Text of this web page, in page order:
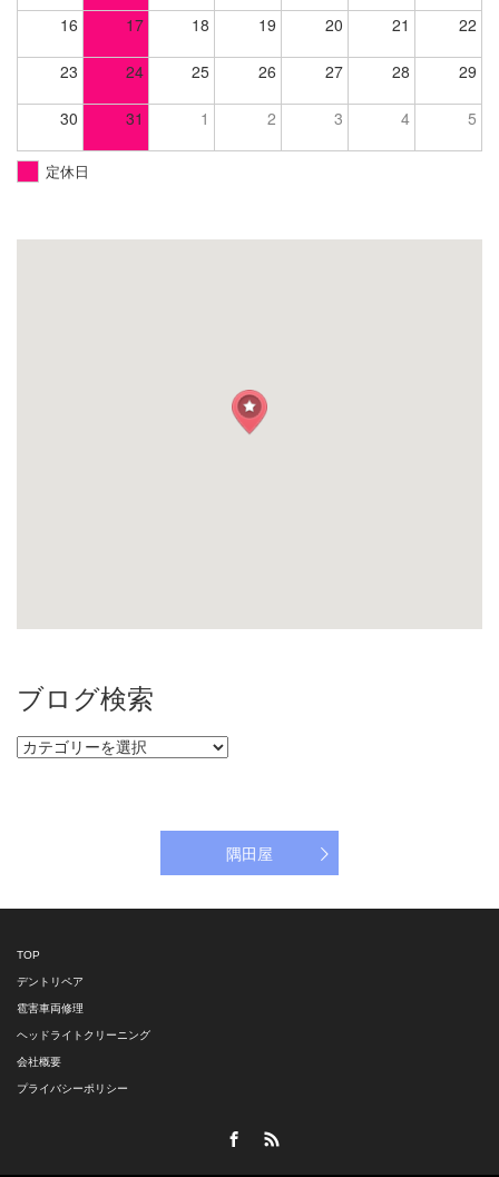
16 17 18 19 20 21 22
23 24 25 26 27 28 29
30 31 1 2 3 4 5
定休日
ブログ検索
ブ
隅田屋
TOP
デントリペア
雹害車両修理
ヘッドライトクリーニング
会社概要
プライバシーポリシー